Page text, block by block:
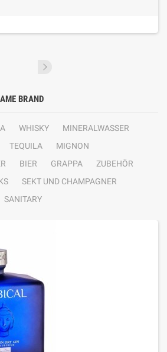
BRAND
WHISKY
MINERALWASSER
TEQUILA
MIGNON
BIER GRAPPA
ZUBEHÖR
SEKT UND CHAMPAGNER
SANITARY